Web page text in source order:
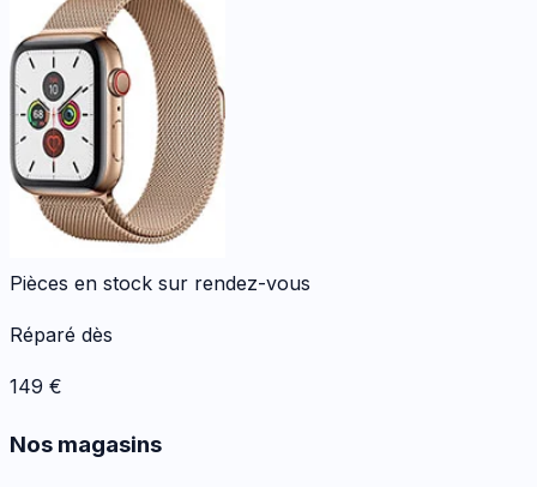
Pièces en stock sur rendez-vous
Réparé dès
149 €
Nos magasins